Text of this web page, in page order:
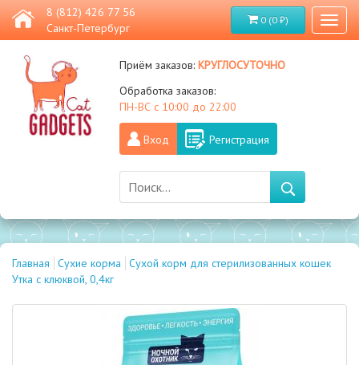
8 (812) 426 77 56
Санкт-Петербург
0 (0 ₽)
Приём заказов:круглосуточно
Обработка заказов:
ПН-ВС с 10:00 до 22:00
Вход Регистрация
Главная Сухие корма
Сухой корм для стерилизованных кошек
Утка с клюквой, 0,4кг